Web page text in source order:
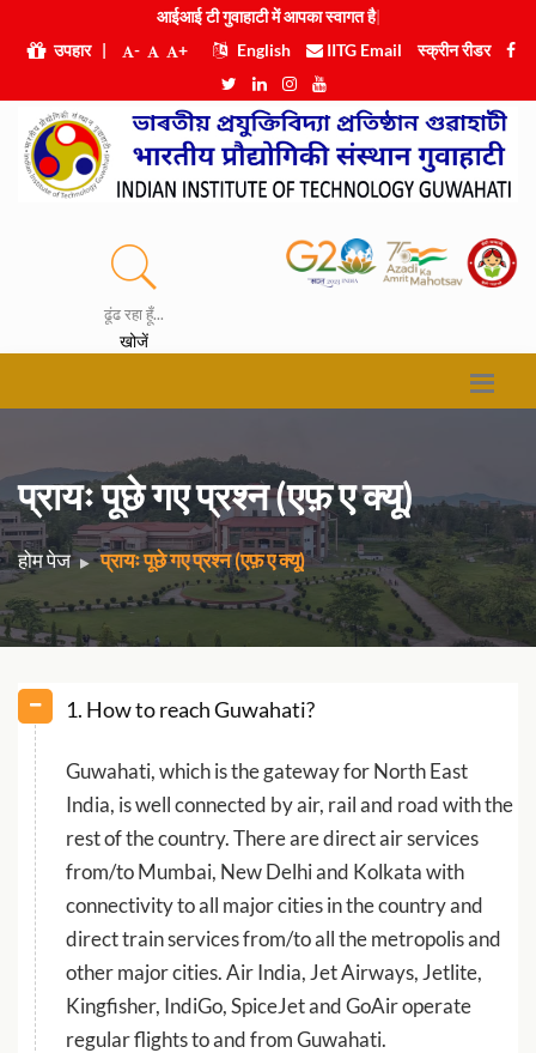
आईआई टी गुवाहाटी में आपका स्वागत|
उपहार
| - + English IITG Email स्क्रीन रीडर
ढूंढ रहा हूँ...
खोजें
प्रायः पूछे गए प्रश्न (एफ़ ए क्यू)
होम पेज प्रायः पूछे गए प्रश्न (एफ़ ए क्यू)
1. How to reach Guwahati?
Guwahati, which is the gateway for North East
India, is well connected by air, rail and road with the
rest of the country. There are direct air services
from/to Mumbai, New Delhi and Kolkata with
connectivity to all major cities in the country and
direct train services from/to all the metropolis and
other major cities. Air India, Jet Airways, Jetlite,
Kingfisher, IndiGo, SpiceJet and GoAir operate
regular flights to and from Guwahati.